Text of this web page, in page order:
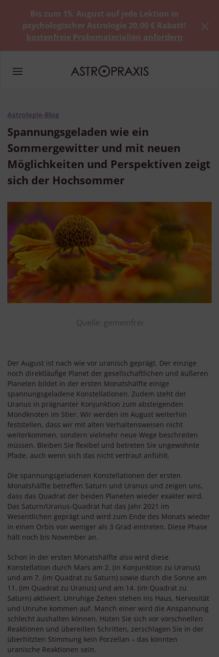
Bis zum 15. August auf jede Lektion in
psychologischer Astrologie 20,00 € Rabatt!
kostenfreie Probematerialien anfordern
Quelle: gemeinfrei
Astrologie-Blog
Spannungsgeladen wie ein
Sommergewitter und mit neuen
Möglichkeiten und Perspektiven zeigt
sich der Hochsommer
Der August ist nach wie vor uranisch geprägt. Der einzige
noch direktläufige Planet der gesellschaftlichen und äußeren
Planeten bildet in der ersten Monatshälfte einige
spannungsgeladene Konstellationen. Zudem steht der
Uranus in prägnanter Konjunktion zum absteigenden
Mondknoten im Stier. Wir werden im August weiterhin
feststellen, dass wir mit alten Verhaltensweisen nicht
weiterkommen, sondern vielmehr neue Wege beschreiten
müssen. Bleiben Sie flexibel und betreten Sie ungewohnte
Pfade, auch wenn sich das nicht vertraut anfühlt.
Die spannungsgeladenen Konstellationen der ersten
Monatshälfte betreffen Saturn und Uranus und zeigen uns,
dass das Quadrat der beiden Planeten wieder exakter wird.
Das Saturn/Uranus-Quadrat hat das Jahr 2021 im
Wesentlichen geprägt und wird zum Ende des Monats wieder
in einen Orbis von weniger als 3 Grad eintreten. Diese Phase
hält noch bis November an.
Schon in der ersten Monatshälfte also wird diese
Konstellation durch Mars am 2. (in Konjunktion zu Uranus)
und am 7. (im Quadrat zu Saturn) sowie durch die Sonne am
11. (im Quadrat zu Uranus) und am 14. (im Quadrat zu
Saturn) aktiviert. Unruhige Zeiten stehen ins Haus, Nervosität
und Unruhe kommen auf. Manch einer wird die Anspannung
schlecht aushalten können. Hüten Sie sich vor vorschnellen
Reaktionen und übereilten Schritten, zerschlagen Sie in der
überhitzten Stimmung kein Porzellan – das könnten
uranische Reaktionen sein.